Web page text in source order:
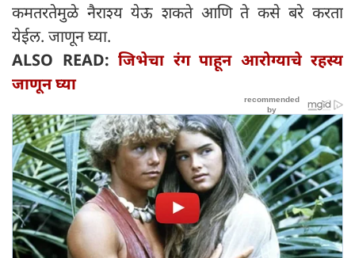
कमतरतेमुळे नैराश्य येऊ शकते आणि ते कसे बरे करता
येईल. जाणून घ्या.
ALSO READ: जिभेचा रंग पाहून आरोग्याचे रहस्य
जाणून घ्या